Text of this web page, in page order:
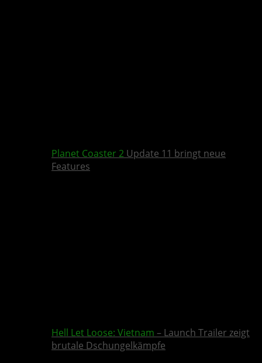
Planet Coaster 2 Update 11 bringt neue
Features
Hell Let Loose: Vietnam – Launch Trailer zeigt
brutale Dschungelkämpfe